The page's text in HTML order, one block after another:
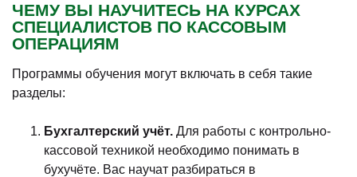
ЧЕМУ ВЫ НАУЧИТЕСЬ НА КУРСАХ
СПЕЦИАЛИСТОВ ПО КАССОВЫМ
ОПЕРАЦИЯМ
Программы обучения могут включать в себя такие
разделы:
Бухгалтерский учёт. Для работы с контрольно-
кассовой техникой необходимо понимать в
бухучёте. Вас научат разбираться в